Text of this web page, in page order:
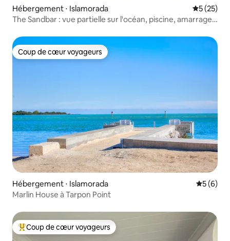
Hébergement ⋅ Islamorada
5 (25)
The Sandbar : vue partielle sur l'océan, piscine, amarrage
Coup de cœur voyageurs
Coup de cœur voyageurs
Hébergement ⋅ Islamorada
5 (6)
Marlin House à Tarpon Point
Coups de cœur voyageurs les plus appréciés
Coup de cœur voyageurs